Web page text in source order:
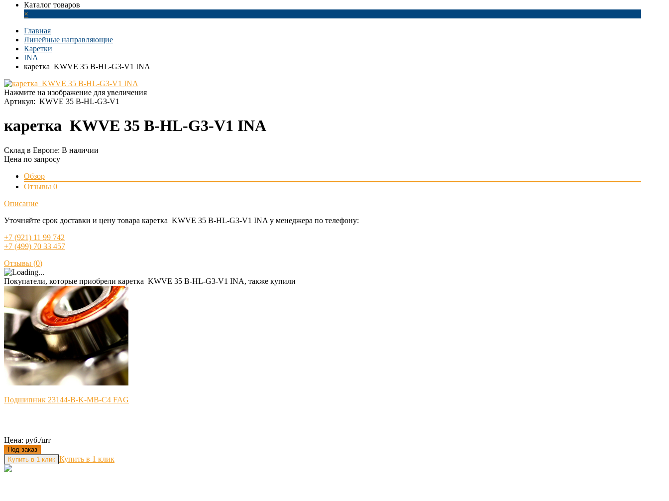
Каталог товаров
×
Главная
Линейные направляющие
Каретки
INA
каретка KWVE 35 B-HL-G3-V1 INA
Нажмите на изображение для увеличения
Артикул: KWVE 35 B-HL-G3-V1
каретка KWVE 35 B-HL-G3-V1 INA
Склад в Европе: В наличии
Цена по запросу
Обзор
Отзывы 0
Описание
Уточняйте срок доставки и цену товара каретка KWVE 35 B-HL-G3-V1 INA у менеджера по телефону:
+7 (921) 11 99 742
+7 (499) 70 33 457
Отзывы (0)
Покупатели, которые приобрели каретка KWVE 35 B-HL-G3-V1 INA, также купили
Подшипник 23144-B-K-MB-C4 FAG
Цена: руб./шт
Под заказ
Купить в 1 клик